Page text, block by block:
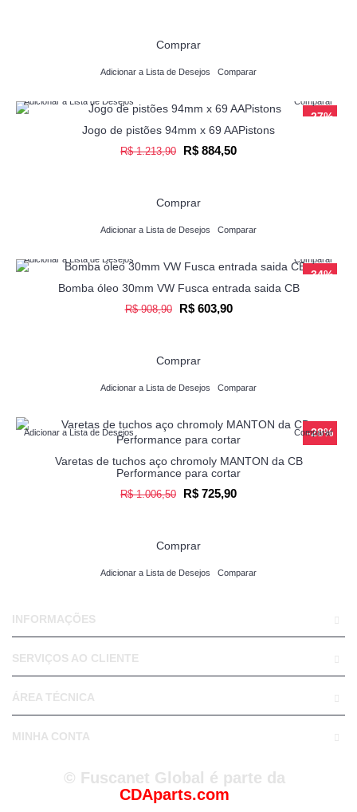
Comprar
Adicionar a Lista de Desejos Comparar
-27%
Adicionar a Lista de Desejos Comparar
Jogo de pistões 94mm x 69 AAPistons
R$ 1.213,90 R$ 884,50
Comprar
Adicionar a Lista de Desejos Comparar
-34%
Adicionar a Lista de Desejos Comparar
Bomba óleo 30mm VW Fusca entrada saida CB
R$ 908,90 R$ 603,90
Comprar
Adicionar a Lista de Desejos Comparar
-28%
Adicionar a Lista de Desejos Comparar
Varetas de tuchos aço chromoly MANTON da CB
Performance para cortar
R$ 1.006,50 R$ 725,90
Comprar
Adicionar a Lista de Desejos Comparar
INFORMAÇÕES
SERVIÇOS AO CLIENTE
ÁREA TÉCNICA
MINHA CONTA
© Fuscanet Global é parte da
CDAparts.com